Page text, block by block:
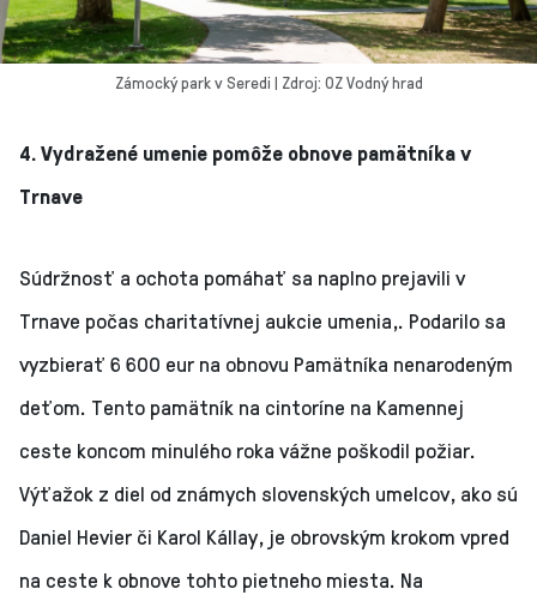
Zámocký park v Seredi | Zdroj: OZ Vodný hrad
4. Vydražené umenie pomôže obnove pamätníka v
Trnave
Súdržnosť a ochota pomáhať sa naplno prejavili v
Trnave počas charitatívnej aukcie umenia,. Podarilo sa
vyzbierať 6 600 eur na obnovu Pamätníka nenarodeným
deťom. Tento pamätník na cintoríne na Kamennej
ceste koncom minulého roka vážne poškodil požiar.
Výťažok z diel od známych slovenských umelcov, ako sú
Daniel Hevier či Karol Kállay, je obrovským krokom vpred
na ceste k obnove tohto pietneho miesta. Na